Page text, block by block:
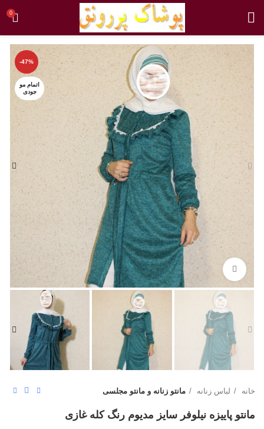
0
-47%
اتمام مو
جودی
بزرگنمایی تصویر
خانه لباس زنانه مانتو زنانه و مانتو مجلسی
مانتو پاییزه نیلوفر سایز مدیوم رنگ کله غازی